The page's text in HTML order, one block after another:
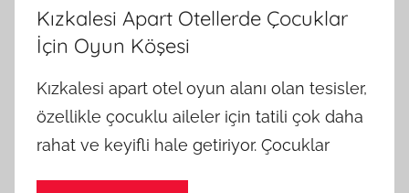
Kızkalesi Apart Otellerde Çocuklar
İçin Oyun Köşesi
Kızkalesi apart otel oyun alanı olan tesisler,
özellikle çocuklu aileler için tatili çok daha
rahat ve keyifli hale getiriyor. Çocuklar